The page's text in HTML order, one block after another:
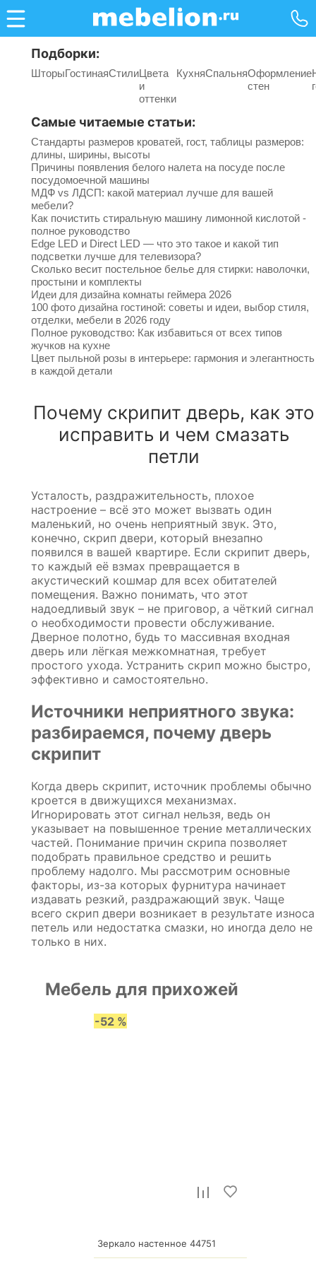
Подборки:
ШторыГостинаяСтилиЦвета
и
оттенки
КухняСпальняОформление
стен
Самые читаемые статьи:
Стандарты размеров кроватей, гост, таблицы размеров:
длины, ширины, высоты
Причины появления белого налета на посуде после
посудомоечной машины
МДФ vs ЛДСП: какой материал лучше для вашей
мебели?
Как почистить стиральную машину лимонной кислотой -
полное руководство
Edge LED и Direct LED — что это такое и какой тип
подсветки лучше для телевизора?
Сколько весит постельное белье для стирки: наволочки,
простыни и комплекты
Идеи для дизайна комнаты геймера 2026
100 фото дизайна гостиной: советы и идеи, выбор стиля,
отделки, мебели в 2026 году
Полное руководство: Как избавиться от всех типов
жучков на кухне
Цвет пыльной розы в интерьере: гармония и элегантность
в каждой детали
Почему скрипит дверь, как это
исправить и чем смазать
петли
Усталость, раздражительность, плохое
настроение – всё это может вызвать один
маленький, но очень неприятный звук. Это,
конечно, скрип двери, который внезапно
появился в вашей квартире. Если скрипит дверь,
то каждый её взмах превращается в
акустический кошмар для всех обитателей
помещения. Важно понимать, что этот
надоедливый звук – не приговор, а чёткий сигнал
о необходимости провести обслуживание.
Дверное полотно, будь то массивная входная
дверь или лёгкая межкомнатная, требует
простого ухода. Устранить скрип можно быстро,
эффективно и самостоятельно.
Источники неприятного звука:
разбираемся, почему дверь
скрипит
Когда дверь скрипит, источник проблемы обычно
кроется в движущихся механизмах.
Игнорировать этот сигнал нельзя, ведь он
указывает на повышенное трение металлических
частей. Понимание причин скрипа позволяет
подобрать правильное средство и решить
проблему надолго. Мы рассмотрим основные
факторы, из-за которых фурнитура начинает
издавать резкий, раздражающий звук. Чаще
всего скрип двери возникает в результате износа
петель или недостатка смазки, но иногда дело не
только в них.
Мебель для прихожей
-52 %
Зеркало настенное 44751
6 252 р.